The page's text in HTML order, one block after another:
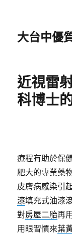
大台中優
近視雷
科博士
療程有助於保
肥大的專業藥
皮膚病感染引
漆填充式油漆
對房屋二胎再
用眼習慣來葉